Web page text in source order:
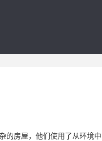
的房屋，他们使用了从环境中